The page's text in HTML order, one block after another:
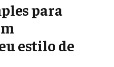
para
estilo de